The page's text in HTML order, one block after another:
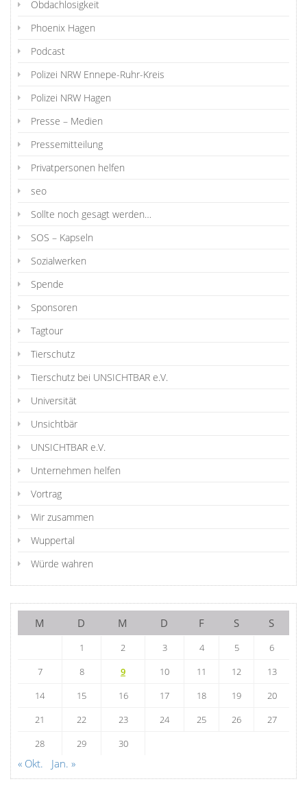
Obdachlosigkeit
Phoenix Hagen
Podcast
Polizei NRW Ennepe-Ruhr-Kreis
Polizei NRW Hagen
Presse – Medien
Pressemitteilung
Privatpersonen helfen
seo
Sollte noch gesagt werden…
SOS – Kapseln
Sozialwerken
Spende
Sponsoren
Tagtour
Tierschutz
Tierschutz bei UNSICHTBAR e.V.
Universität
Unsichtbär
UNSICHTBAR e.V.
Unternehmen helfen
Vortrag
Wir zusammen
Wuppertal
Würde wahren
M D M D F S S
1 2 3 4 5
6
7
8 9 10 11 12
13
14
15 16 17 18 19
20
21
22 23 24 25 26
27
28
29 30
« Okt. Jan. »